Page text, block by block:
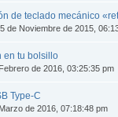
de teclado mecánico
de Noviembre de 2015,
en tu bolsillo
de 2016, 03:25:35 pm
Type-C
de 2016, 07:18:48 pm